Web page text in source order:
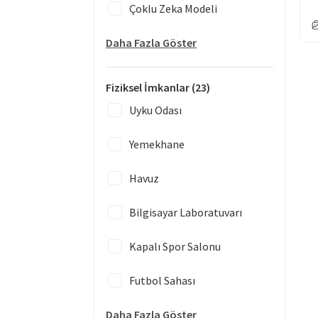
Çoklu Zeka Modeli
Daha Fazla Göster
Fiziksel İmkanlar (23)
Uyku Odası
Yemekhane
Havuz
Bilgisayar Laboratuvarı
Kapalı Spor Salonu
Futbol Sahası
Daha Fazla Göster